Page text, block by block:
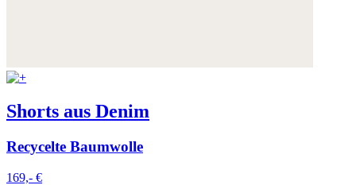
Shorts aus Denim
Recycelte Baumwolle
169,- €